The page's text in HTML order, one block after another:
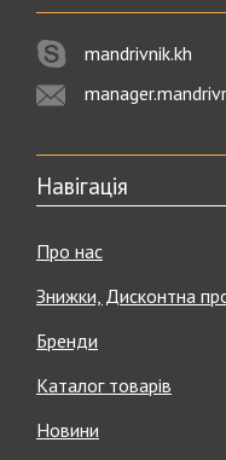
mandrivnik.kh
Навігація
Про нас
Знижки, Дисконтна
Бренди
Каталог товарів
Новини